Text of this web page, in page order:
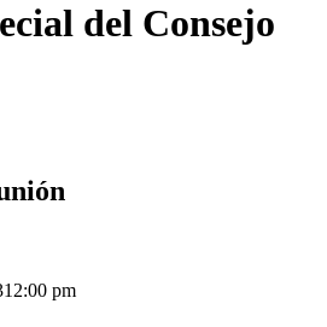
del Consejo
12:00 pm